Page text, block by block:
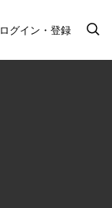
ログイン・登録
検